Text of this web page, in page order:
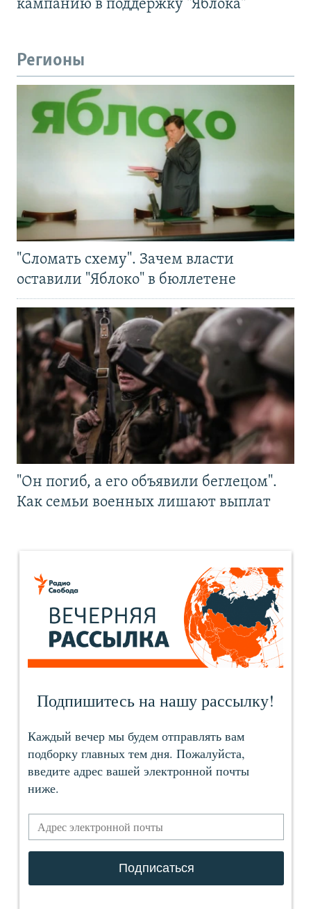
кампанию в поддержку "Яблока"
Регионы
"Сломать схему". Зачем власти
оставили "Яблоко" в бюллетене
"Он погиб, а его объявили беглецом".
Как семьи военных лишают выплат